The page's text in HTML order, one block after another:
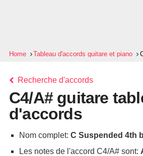
Home Tableau d'accords guitare et piano
Recherche d'accords
C4/A# guitare
d'accords
Nom complet: C Suspended 4th
Les notes de l'accord C4/A# sont: